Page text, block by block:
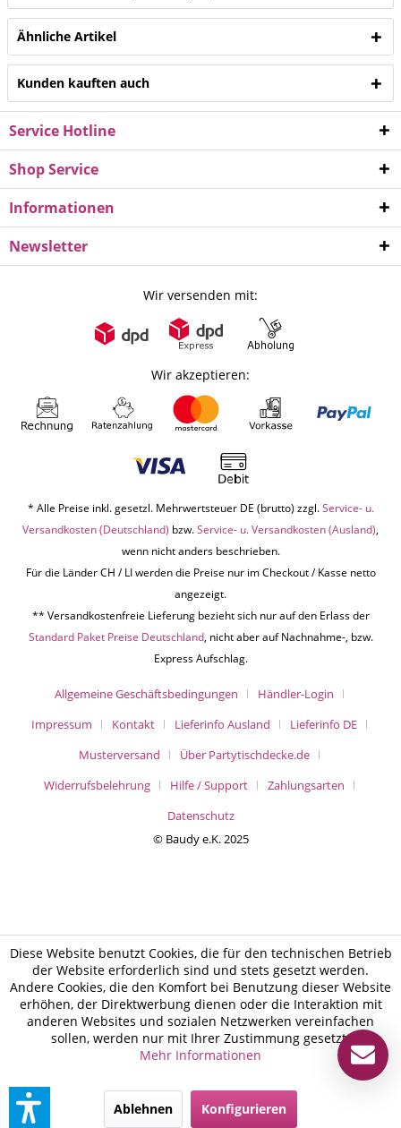
Ähnliche Artikel
Kunden kauften auch
Service Hotline
Shop Service
Informationen
Newsletter
Wir versenden mit:
Wir akzeptieren:
* Alle Preise inkl. gesetzl. Mehrwertsteuer DE (brutto) zzgl.Service- u.
Versandkosten (Deutschland) bzw.Service- u. Versandkosten (Ausland),
wenn nicht anders beschrieben.
Für die Länder CH / LI werden die Preise nur im Checkout / Kasse netto
angezeigt.
** Versandkostenfreie Lieferung bezieht sich nur auf den Erlass der
Standard Paket Preise Deutschland, nicht aber auf Nachnahme-, bzw.
Express Aufschlag.
Allgemeine Geschäftsbedingungen
Händler-Login
Impressum
Kontakt Lieferinfo Ausland
Lieferinfo DE
Musterversand
Über Partytischdecke.de
Widerrufsbelehrung
Hilfe / Support
Zahlungsarten
Datenschutz
© Baudy e.K. 2025
Diese Website benutzt Cookies, die für den technischen Betrieb
der Website erforderlich sind und stets gesetzt werden.
Andere Cookies, die den Komfort bei Benutzung dieser Website
erhöhen, der Direktwerbung dienen oder die Interaktion mit
anderen Websites und sozialen Netzwerken vereinfachen
sollen, werden nur mit Ihrer Zustimmung gesetzt.
Mehr Informationen
Ablehnen Konfigurieren